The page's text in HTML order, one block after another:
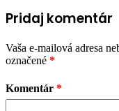
Pridaj komentár
Vaša e-mailová adresa
označené *
Komentár *